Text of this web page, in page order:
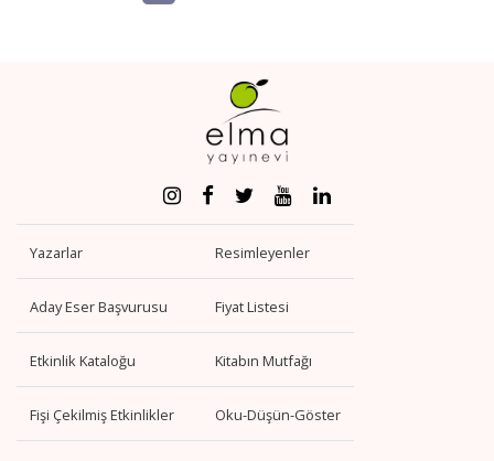
Yazarlar Resimleyenler
Aday Eser Başvurusu Fiyat Listesi
Etkinlik Kataloğu Kitabın Mutfağı
Fişi Çekilmiş Etkinlikler Oku-Düşün-Göster